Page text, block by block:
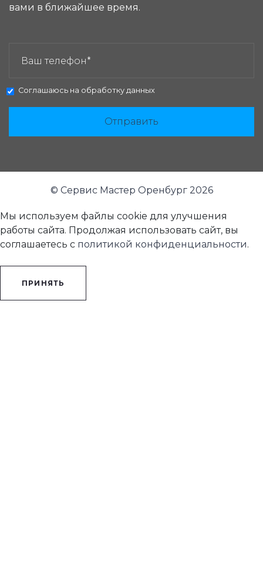
вами в ближайшее время.
Соглашаюсь на обработку данных
Отправить
© Сервис Мастер Оренбург 2026
Мы используем файлы cookie для улучшения
работы сайта. Продолжая использовать сайт, вы
соглашаетесь с политикой конфиденциальности.
ПРИНЯТЬ